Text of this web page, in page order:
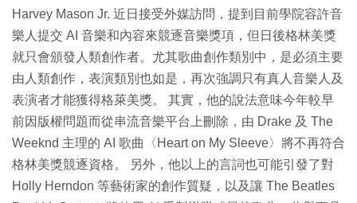
Harvey Mason Jr. 近日接受外媒訪問，提到目前學院容許音
樂人提交 AI 音樂和內容來競逐音樂獎項，但日後格林美獎
就只會頒發人類創作者。尤其歌曲創作類別中，是必須主要
由人類創作，表演類別也如是，再次強調只有真人音樂人及
表演者才能獲得格萊美獎。 其實，他的說法意味今年較早
前因版權問題而從串流音樂平台上刪除，由 Drake 及 The
Weeknd 主理的 AI 歌曲〈Heart on My Sleeve〉將不再符合
格林美獎競逐資格。 另外，他以上的言詞也可能引發了對
Holly Herndon 等藝術家的創作質疑，以及讓 The Beatles